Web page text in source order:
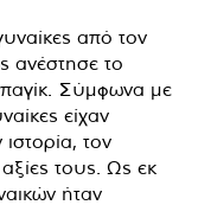
από τον
ανέστησε το
Σύμφωνα με
είχαν
τον
αξίες τους. Ως εκ
ήταν